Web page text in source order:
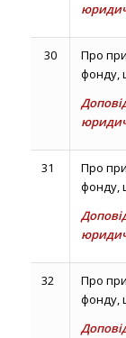
30
Про
фонду,
31
Про
фонду,
32
Про
фонду,